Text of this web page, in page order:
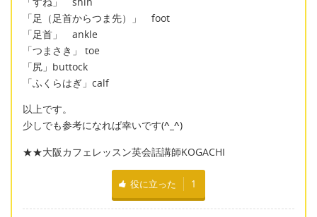
「足（足首からつま先）」 foot
「足首」 ankle
「つまさき」 toe
「尻」buttock
「ふくらはぎ」calf
以上です。
少しでも参考になれば幸いです(^_^)
★★大阪カフェレッスン英会話講師KOGACHI
役に立った 1